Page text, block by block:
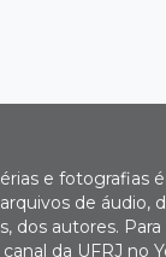
e fotografias
de áudio,
dos autores.
da UFRJ no